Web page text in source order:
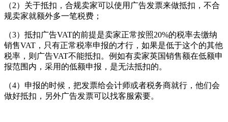
（2）关于抵扣，合规卖家可以使用广告发票来做抵扣，不合
规卖家就额外多一笔税费；
（3）抵扣广告VAT的前提是卖家正常按照20%的税率去缴纳
销售VAT，只有正常税率申报的才行，如果是低于这个的其他
税率，则广告VAT不能抵扣。例如有卖家英国销售额在低额申
报范围内，采用的低额申报，是无法抵扣的。
（4）申报的时候，把发票给会计师或者税务商就行，他们会
做好抵扣，另外广告发票可以找客服索要。